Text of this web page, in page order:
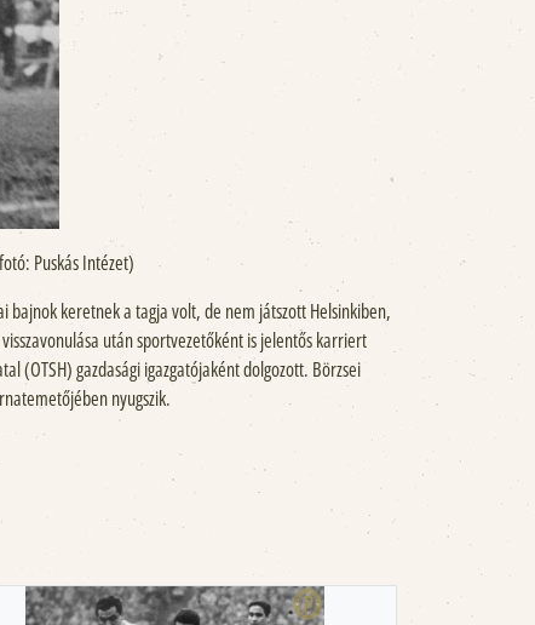
Puskás Intézet)
keretnek a tagja volt, de nem játszott Helsinkiben,
után sportvezetőként is jelentős karriert
(OTSH) gazdasági igazgatójaként dolgozott. Börzsei
nyugszik.